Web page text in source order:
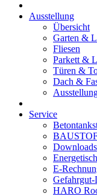
Ausstellung
Übersicht
Garten &
Fliesen
Parkett &
Türen &
Dach &
Service
Downloads
E-
Gefahrgut-
HARO